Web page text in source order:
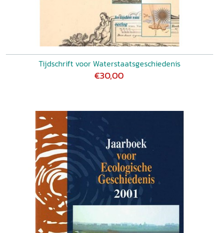
Tijdschrift voor Waterstaatsgeschiedenis
€30,00